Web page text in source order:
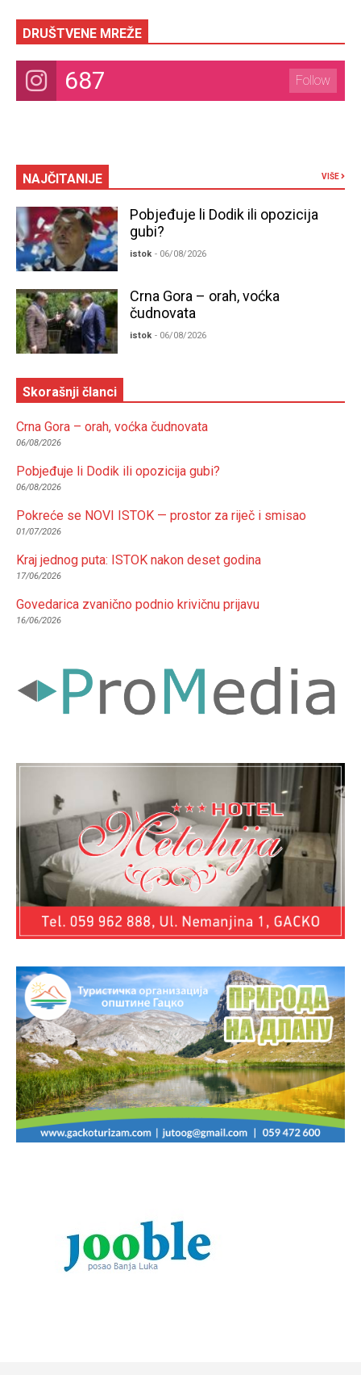
DRUŠTVENE MREŽE
687 Follow
NAJČITANIJE VIŠE
Pobjeđuje li Dodik ili opozicija
gubi?
istok - 06/08/2026
Crna Gora – orah, voćka
čudnovata
istok - 06/08/2026
Skorašnji članci
Crna Gora – orah, voćka čudnovata
06/08/2026
Pobjeđuje li Dodik ili opozicija gubi?
06/08/2026
Pokreće se NOVI ISTOK — prostor za riječ i smisao
01/07/2026
Kraj jednog puta: ISTOK nakon deset godina
17/06/2026
Govedarica zvanično podnio krivičnu prijavu
16/06/2026